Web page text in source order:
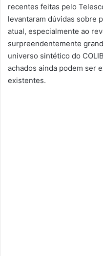
recentes feitas pelo
levantaram dúvidas sobre
atual, especialmente ao
surpreendentemente
universo sintético do
achados ainda podem ser
existentes.